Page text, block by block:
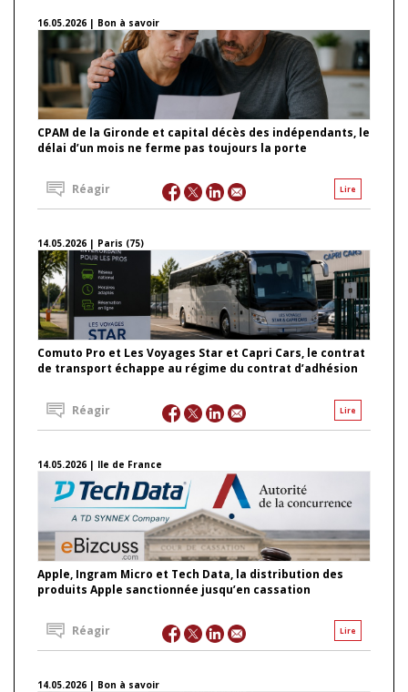
16.05.2026 | Bon à savoir
CPAM de la Gironde et capital décès des indépendants, le
délai d’un mois ne ferme pas toujours la porte
Lire
Réagir
14.05.2026 | Paris (75)
Comuto Pro et Les Voyages Star et Capri Cars, le contrat
de transport échappe au régime du contrat d’adhésion
Lire
Réagir
14.05.2026 | Ile de France
Apple, Ingram Micro et Tech Data, la distribution des
produits Apple sanctionnée jusqu’en cassation
Lire
Réagir
14.05.2026 | Bon à savoir